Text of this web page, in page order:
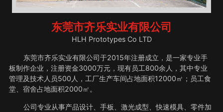
东莞市齐乐实业有限公司
HLH Prototypes Co LTD
东莞市齐乐实业有限公司于2015年注册成立，是一家专业手
板制作企业，注册资金3000万元，现有员工800余人，其中专业
管理及技术人员500人，工厂生产车间占地面积12000㎡；员工食
堂、宿舍占地面积2000㎡。
公司专业从事产品设计、手板、激光成型、快速模具、零件加